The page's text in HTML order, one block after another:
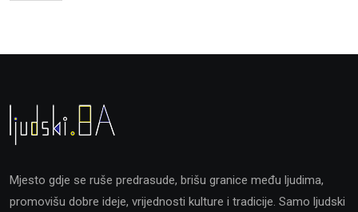
Mjesto gdje se ruše predrasude, brišu granice među ljudima,
promovišu dobre ideje, vrijednosti kulture i tradicije. Samo ljudski